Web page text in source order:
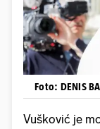
Foto: DENIS
Vušković je